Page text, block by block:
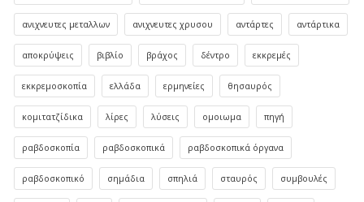
ανιχνευτες μεταλλων ανιχνευτες χρυσου αντάρτες αντάρτικα
αποκρύψεις βιβλίο βράχος δέντρο εκκρεμές
εκκρεμοσκοπία ελλάδα ερμηνείες θησαυρός
κομιτατζίδικα λίρες λύσεις ομοιωμα πηγή
ραβδοσκοπία ραβδοσκοπικά ραβδοσκοπικά όργανα
ραβδοσκοπικό σημάδια σπηλιά σταυρός συμβουλές